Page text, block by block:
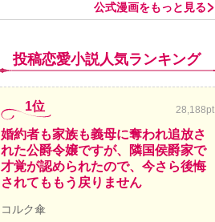
公式漫画をもっと見る
投稿恋愛小説人気ランキング
1位 28,188pt
婚約者も家族も義母に奪われ追放さ
れた公爵令嬢ですが、隣国侯爵家で
才覚が認められたので、今さら後悔
されてももう戻りません
コルク傘